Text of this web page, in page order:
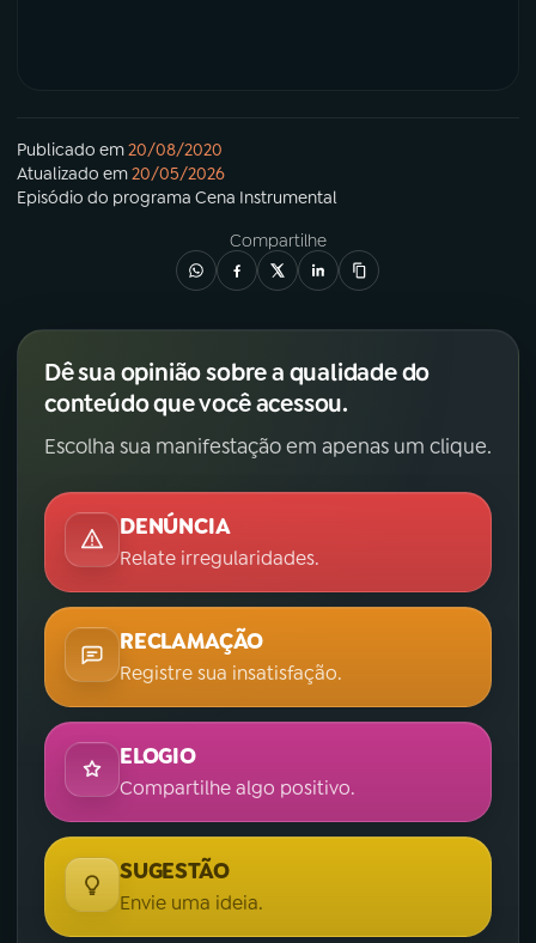
Publicado em20/08/2020
Atualizado em20/05/2026
Episódio do programa Cena Instrumental
Compartilhe
Dê sua opinião sobre a qualidade do
conteúdo que você acessou.
Escolha sua manifestação em apenas um clique.
DENÚNCIA
Relate irregularidades.
RECLAMAÇÃO
Registre sua insatisfação.
ELOGIO
Compartilhe algo positivo.
SUGESTÃO
Envie uma ideia.